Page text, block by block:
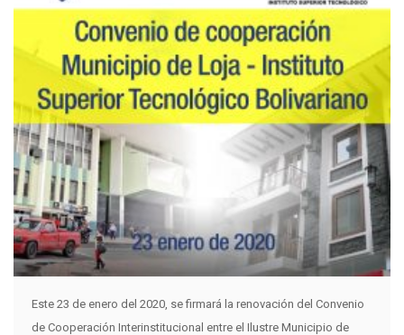
Este 23 de enero del 2020, se firmará la renovación del Convenio
de Cooperación Interinstitucional entre el Ilustre Municipio de